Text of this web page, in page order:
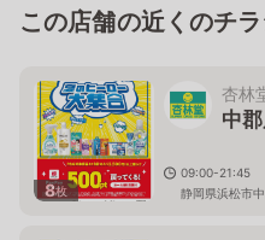
この店舗の近くのチ
8枚
杏林
中
09:00-21:45
静岡県浜松市